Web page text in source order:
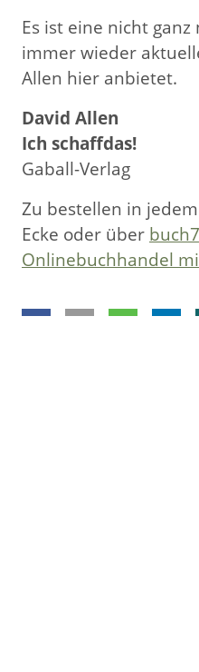
Es ist eine nicht
immer wieder
Allen hier anbietet.
David Allen
Ich schaffdas!
Gaball-Verlag
Zu bestellen in
Ecke oder über
Onlinebuchhandel